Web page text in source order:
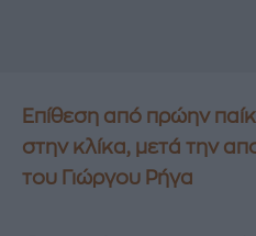
Επίθεση από πρώην
στην κλίκα, μετά την
του Γιώργου Ρήγα